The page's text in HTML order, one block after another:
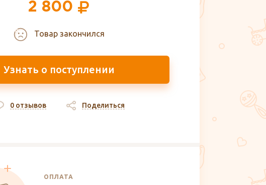
2 800
Товар закончился
Узнать о поступлении
0 отзывов Поделиться
ОПЛАТА